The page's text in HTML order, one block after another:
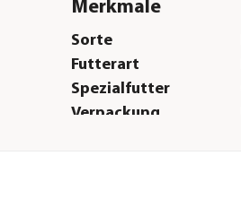
Merkmale
Sorte
Futterart
Spezialfutter
Verpackung